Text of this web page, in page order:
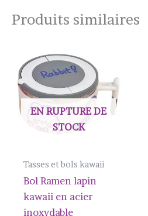
Produits similaires
EN RUPTURE DE
STOCK
Tasses et bols kawaii
Bol Ramen lapin
kawaii en acier
inoxydable
prix :
$25.17
à
$26.32